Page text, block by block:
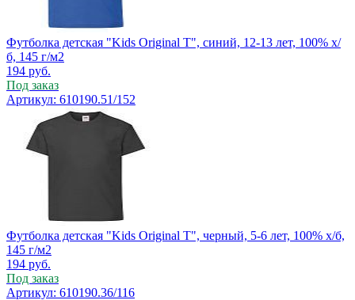
Футболка детская "Kids Original T", синий, 12-13 лет, 100% х/
б, 145 г/м2
194 руб.
Под заказ
Артикул: 610190.51/152
Футболка детская "Kids Original T", черный, 5-6 лет, 100% х/б,
145 г/м2
194 руб.
Под заказ
Артикул: 610190.36/116